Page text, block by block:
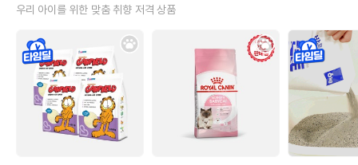
우리 아이를 위한 맞춤 취향 저격 상품